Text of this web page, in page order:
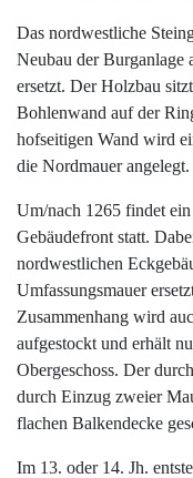
Das nordwestliche
Neubau der Burganlage
ersetzt. Der Holzbau
Bohlenwand auf der
hofseitigen Wand wird
die Nordmauer angelegt.
Um/nach 1265 findet
Gebäudefront statt.
nordwestlichen
Umfassungsmauer
Zusammenhang wird
aufgestockt und erhält
Obergeschoss. Der
durch Einzug zweier
flachen Balkendecke
Im 13. oder 14. Jh.